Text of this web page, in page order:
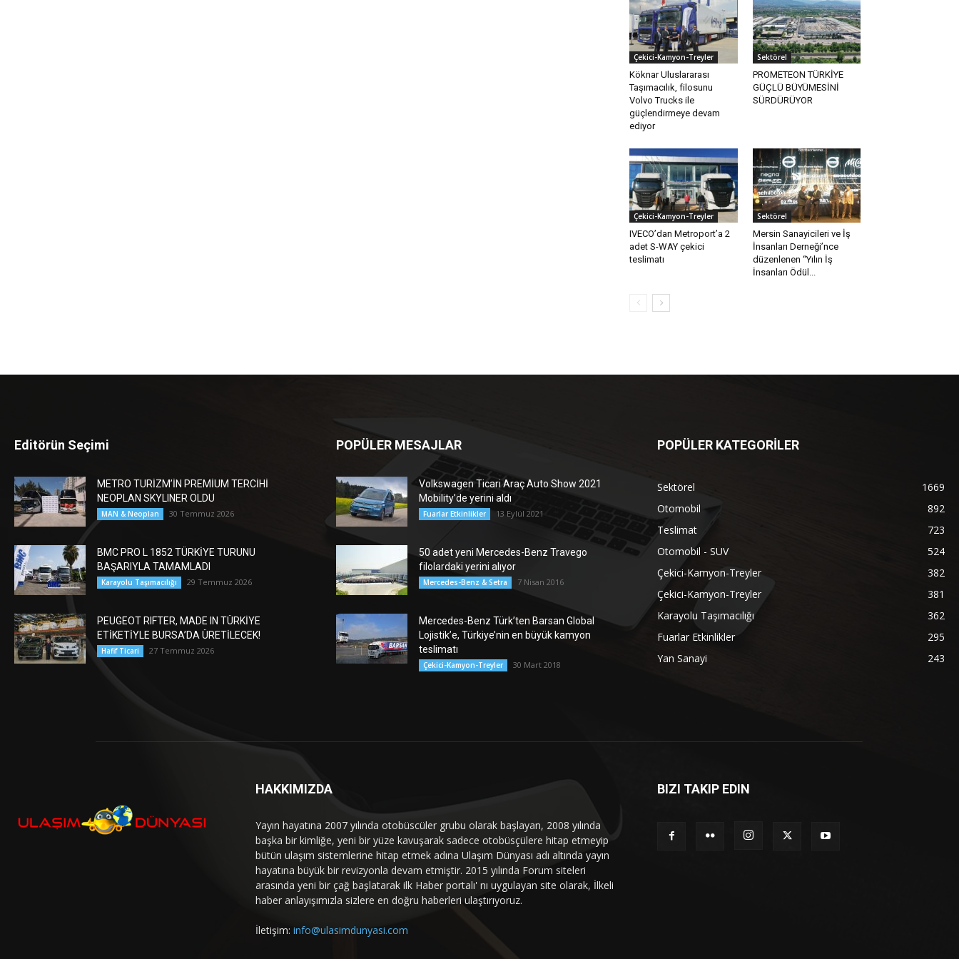
Çekici-Kamyon-Treyler
Köknar Uluslararası
Taşımacılık, filosunu
Volvo Trucks ile
güçlendirmeye devam
ediyor
Sektörel
PROMETEON TÜRKİYE
GÜÇLÜ BÜYÜMESİNİ
SÜRDÜRÜYOR
Çekici-Kamyon-Treyler
IVECO’dan Metroport’a 2
adet S-WAY çekici
teslimatı
Sektörel
Mersin Sanayicileri ve İş
İnsanları Derneği’nce
düzenlenen “Yılın İş
İnsanları Ödül...
Editörün Seçimi
METRO TURİZM’İN PREMİUM TERCİHİ
NEOPLAN SKYLINER OLDU
MAN & Neoplan 30 Temmuz 2026
BMC PRO L 1852 TÜRKİYE TURUNU
BAŞARIYLA TAMAMLADI
Karayolu Taşımacılığı 29 Temmuz 2026
PEUGEOT RIFTER, MADE IN TÜRKİYE
ETİKETİYLE BURSA’DA ÜRETİLECEK!
Hafif Ticari 27 Temmuz 2026
POPÜLER MESAJLAR
Volkswagen Ticari Araç Auto Show 2021
Mobility’de yerini aldı
Fuarlar Etkinlikler 13 Eylül 2021
50 adet yeni Mercedes-Benz Travego
filolardaki yerini alıyor
Mercedes-Benz & Setra 7 Nisan 2016
Mercedes-Benz Türk’ten Barsan Global
Lojistik’e, Türkiye’nin en büyük kamyon
teslimatı
Çekici-Kamyon-Treyler 30 Mart 2018
POPÜLER KATEGORİLER
Sektörel
1669
Otomobil
892
Teslimat
723
Otomobil - SUV
524
Çekici-Kamyon-Treyler
382
Çekici-Kamyon-Treyler
381
Karayolu Taşımacılığı
362
Fuarlar Etkinlikler
295
Yan Sanayi
243
HAKKIMIZDA
Yayın hayatına 2007 yılında otobüscüler grubu olarak başlayan, 2008 yılında
başka bir kimliğe, yeni bir yüze kavuşarak sadece otobüsçülere hitap etmeyip
bütün ulaşım sistemlerine hitap etmek adına Ulaşım Dünyası adı altında yayın
hayatına büyük bir revizyonla devam etmiştir. 2015 yılında Forum siteleri
arasında yeni bir çağ başlatarak ilk Haber portalı' nı uygulayan site olarak, İlkeli
haber anlayışımızla sizlere en doğru haberleri ulaştırıyoruz.
İletişim: info@ulasimdunyasi.com
BIZI TAKIP EDIN